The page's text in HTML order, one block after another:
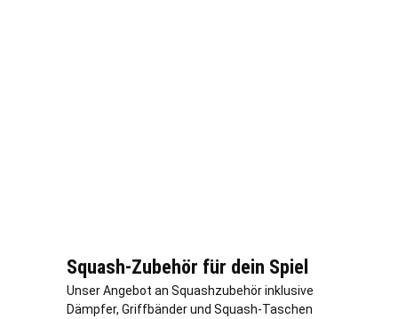
Squash-Zubehör für dein Spiel
Unser Angebot an Squashzubehör inklusive
Dämpfer, Griffbänder und Squash-Taschen